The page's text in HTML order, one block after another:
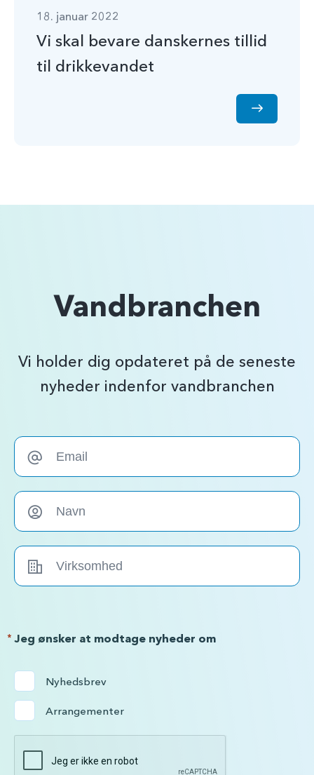
18. januar 2022
Vi skal bevare danskernes tillid
til drikkevandet
Vandbranchen
Vi holder dig opdateret på de seneste
nyheder indenfor vandbranchen
Jeg ønsker at modtage nyheder om
*
Nyhedsbrev
Arrangementer